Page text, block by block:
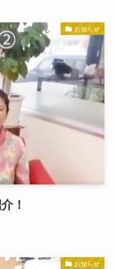
お知らせ
！
お知らせ